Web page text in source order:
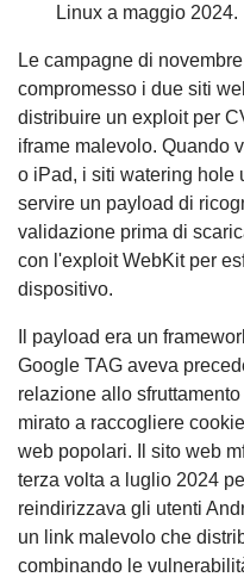
Linux a maggio 2024.
Le campagne di
compromesso i due siti
distribuire un exploit per
iframe malevolo. Quando
o iPad, i siti watering hole
servire un payload di
validazione prima di
con l'exploit WebKit per
dispositivo.
Il payload era un
Google TAG aveva
relazione allo
mirato a raccogliere
web popolari. Il sito web
terza volta a luglio 2024
reindirizzava gli utenti
un link malevolo che
combinando le